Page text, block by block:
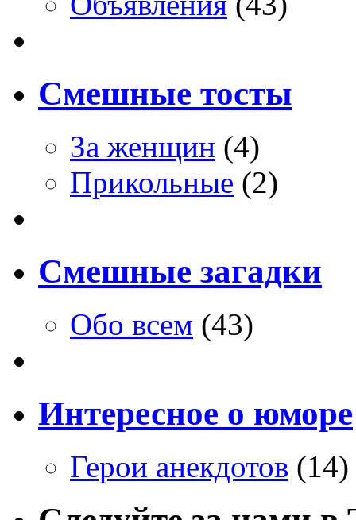
Смешные тосты
За женщин (4)
Прикольные (2)
Смешные загадки
Обо всем (43)
Интересное о юморе
Герои анекдотов (14)